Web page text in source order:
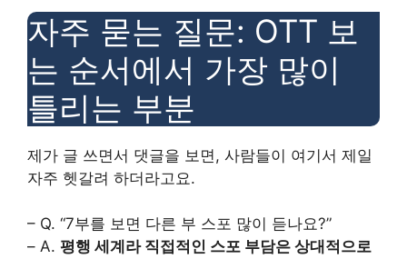
자주 묻는 질문: OTT 보
는 순서에서 가장 많이
틀리는 부분
제가 글 쓰면서 댓글을 보면, 사람들이 여기서 제일
자주 헷갈려 하더라고요.
– Q. “7부를 보면 다른 부 스포 많이 듣나요?”
– A. 평행 세계라 직접적인 스포 부담은 상대적으로